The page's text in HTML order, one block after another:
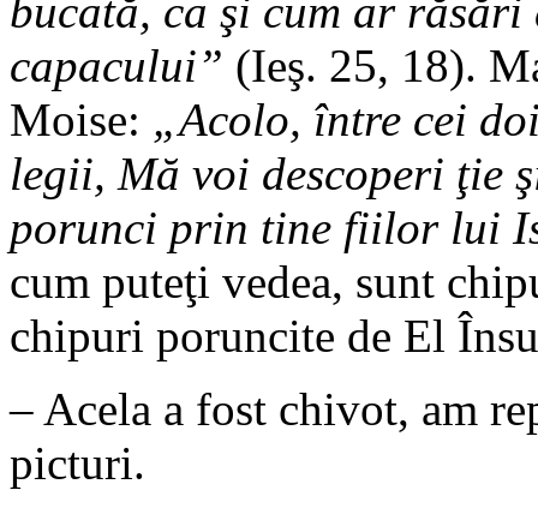
bucată, ca şi cum ar răsări
capacului” (Ieş. 25, 18).
Moise: „Acolo, între cei
legii, Mă voi descoperi ţie
porunci prin tine fiilor lui
cum puteţi vedea, sunt
chipuri poruncite de El
– Acela a fost chivot, am
picturi.